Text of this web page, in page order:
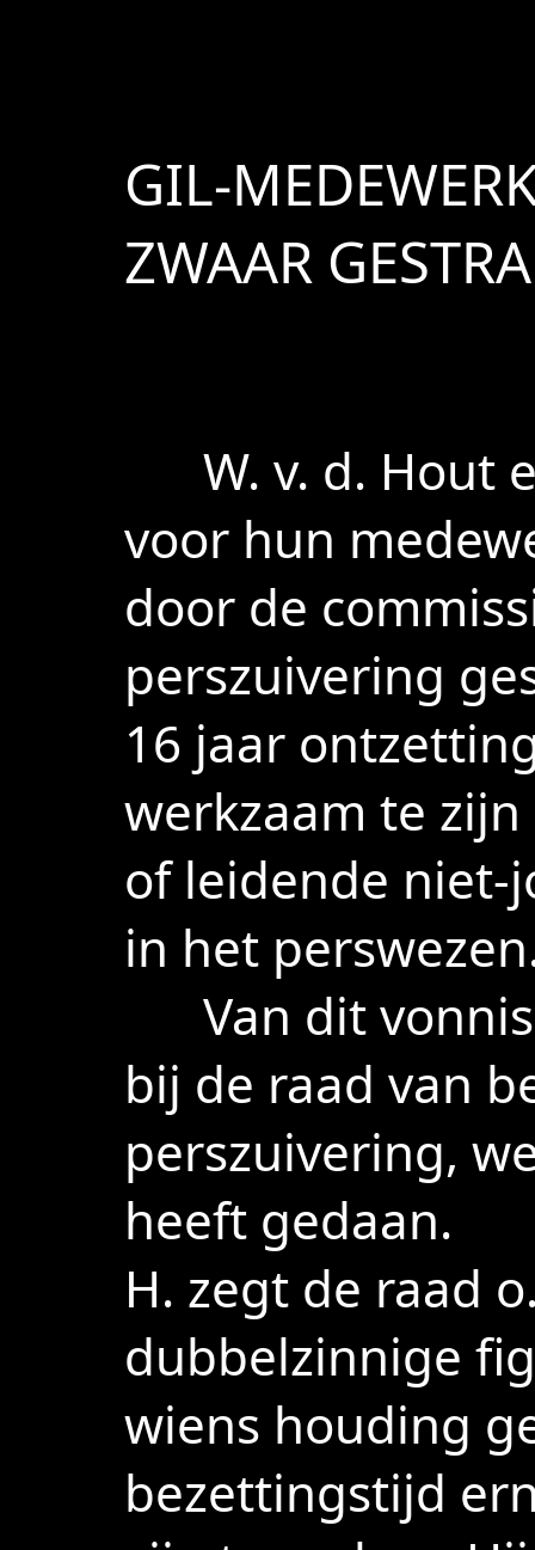
GIL-
ZWAAR
W. v. d. Hout
voor hun
door de
perszuivering
16 jaar
werkzaam te
of leidende niet-
in het
Van dit vonnis
bij de raad van
perszuivering,
heeft gedaan.
H. zegt de raad
dubbelzinnige
wiens houding
bezettingstijd